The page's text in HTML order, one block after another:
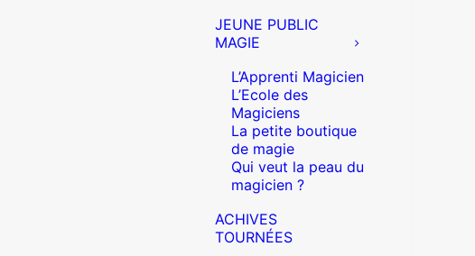
JEUNE PUBLIC
MAGIE
L’Apprenti Magicien
L’Ecole des
Magiciens
La petite boutique
de magie
Qui veut la peau du
magicien ?
ACHIVES
TOURNÉES